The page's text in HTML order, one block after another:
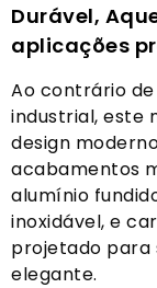
Durável,
aplicações
Ao contrário
industrial, este
design
acabamentos
alumínio
inoxidável, e
projetado para
elegante.